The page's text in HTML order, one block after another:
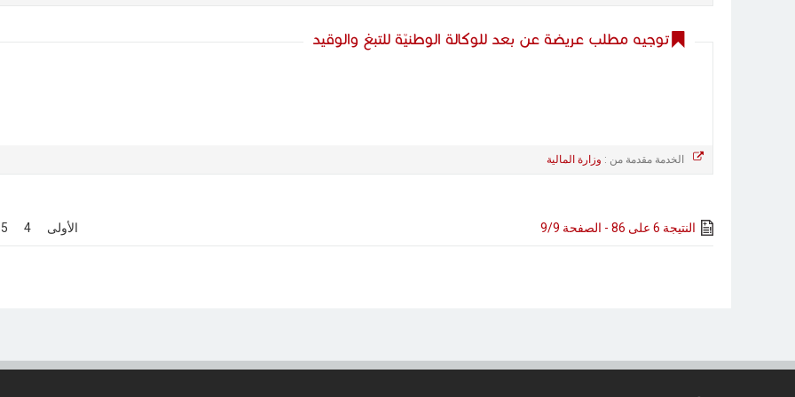
توجيه مطلب عريضة عن بعد للوكالة الوطنيّة للتبغ والوقيد
الخدمة مقدمة من : وزارة المالية
النتيجة 6 على 86 - الصفحة 9/9 الأولى 4
5